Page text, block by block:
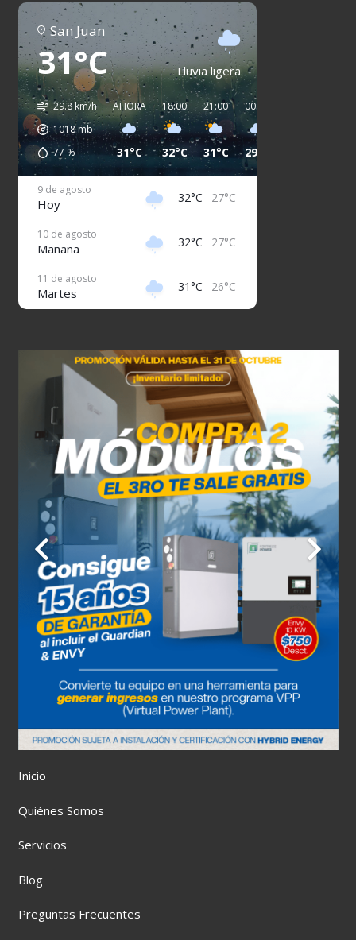
San Juan
31°C Lluvia ligera
29.8 km/h
1018mb
77 %
AHORA
31°C
18:00
32°C
21:00
31°C
00:00
29°C
9 de agosto
Hoy 32°C 27°C
10 de agosto
Mañana 32°C 27°C
11 de agosto
Martes 31°C 26°C
13 de agosto
Jueves 32°C 26°C
14 de agosto
Viernes 31°C 26°C
15 de agosto
Sábado 31°C 27°C
Inicio
Quiénes Somos
Servicios
Blog
Preguntas Frecuentes